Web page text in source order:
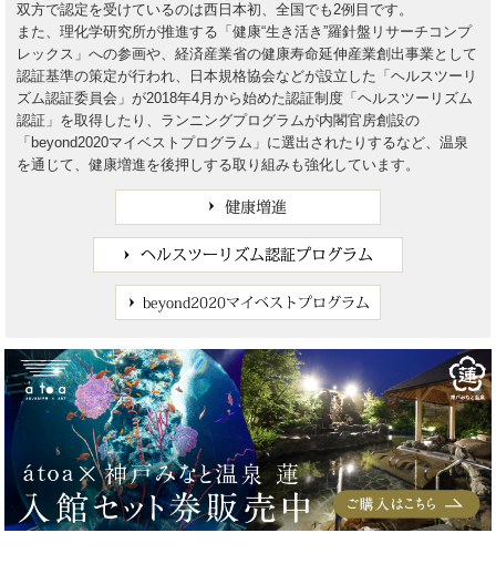
双方で認定を受けているのは西日本初、全国でも2例目です。
また、理化学研究所が推進する「健康“生き活き”羅針盤リサーチコンプ
レックス」への参画や、経済産業省の健康寿命延伸産業創出事業として
認証基準の策定が行われ、日本規格協会などが設立した「ヘルスツーリ
ズム認証委員会」が2018年4月から始めた認証制度「ヘルスツーリズム
認証」を取得したり、ランニングプログラムが内閣官房創設の
「beyond2020マイベストプログラム」に選出されたりするなど、温泉
を通じて、健康増進を後押しする取り組みも強化しています。